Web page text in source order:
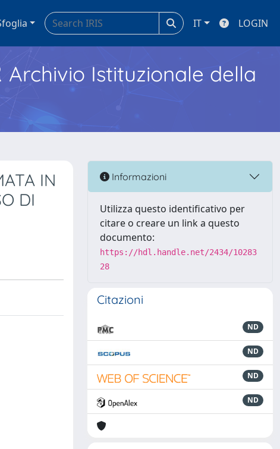
IT LOGIN
Archivio Istituzionale della
IN
DI
Informazioni
Utilizza questo identificativo per
citare o creare un link a questo
documento:
https://hdl.handle.net/2434/10283
28
Citazioni
ND
ND
ND
ND